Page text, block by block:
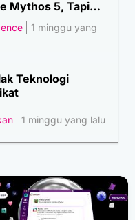
Mythos 5, Tapi…
1 minggu yang
Teknologi
1 minggu yang lalu